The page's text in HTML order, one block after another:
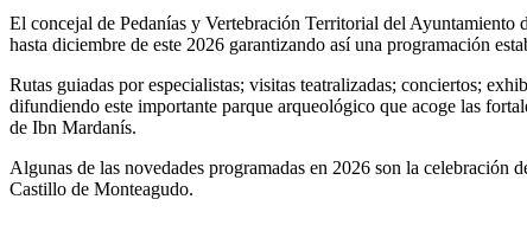
El concejal de Pedanías y Vertebración Territorial del Ayuntamiento
hasta diciembre de este 2026 garantizando así una programación
Rutas guiadas por especialistas; visitas teatralizadas; conciertos;
difundiendo este importante parque arqueológico que acoge las
de Ibn Mardanís.
Algunas de las novedades programadas en 2026 son la
Castillo de Monteagudo.